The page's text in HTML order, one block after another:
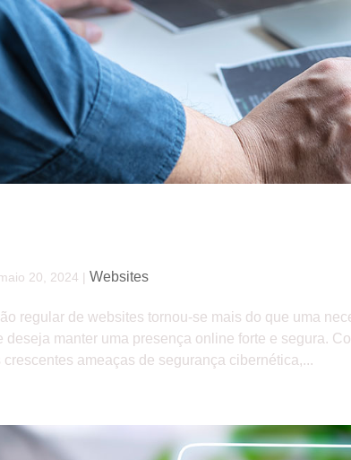
20, 2024 |Websites
regular de websites tornou-se mais do que uma
deseja manter uma presença online forte e segura.
crescentes ameaças de segurança cibernética,...